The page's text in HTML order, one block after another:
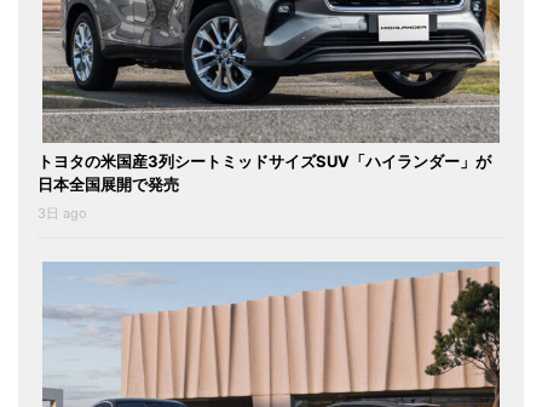
トヨタの米国産3列シートミッドサイズSUV「ハイランダー」が
日本全国展開で発売
3日 ago